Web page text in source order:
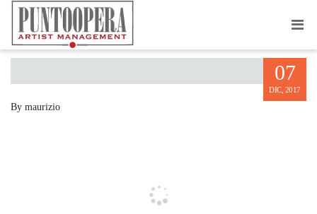
SAVERIO FIORE
07
DIC, 2017
By maurizio